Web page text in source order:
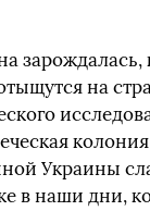
на
Украины
в наши дни,